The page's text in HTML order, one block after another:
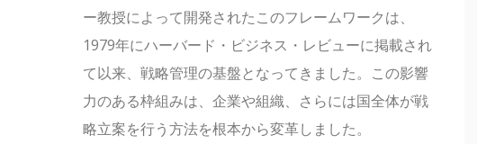
ー教授によって開発されたこのフレームワークは、
1979年にハーバード・ビジネス・レビューに掲載され
て以来、戦略管理の基盤となってきました。この影響
力のある枠組みは、企業や組織、さらには国全体が戦
略立案を行う方法を根本から変革しました。